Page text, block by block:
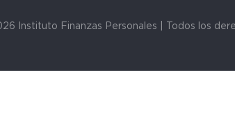
Instituto Finanzas Personales | Todos los